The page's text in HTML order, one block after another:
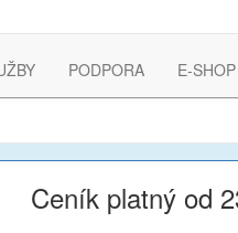
PODPORA E-SHOP
Ceník platný od